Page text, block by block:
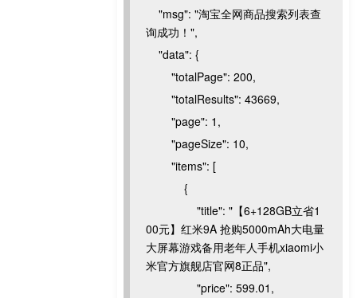
"msg": "淘宝全网商品搜索列表查
询成功！",
"data": {
"totalPage": 200,
"totalResults": 43669,
"page": 1,
"pageSize": 10,
"items": [
{
"title": "【6+128GB立省1
00元】红米9A 抢购5000mAh大电量
大屏幕游戏备用老年人手机xiaomi小
米官方旗舰店官网8正品",
"price": 599.01,